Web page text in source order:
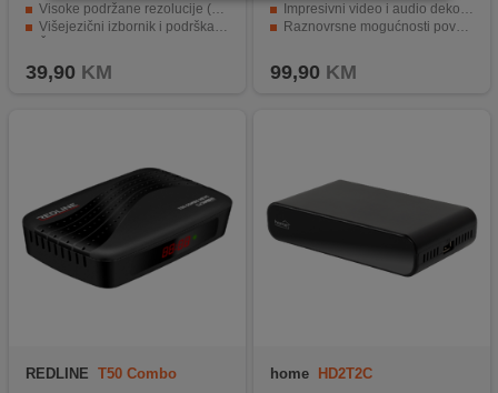
Visoke podržane rezolucije (1080p)
Višejezični izbornik i podrška za snimanje
39,90 KM
Impresivni video i audio dekoderi
Raznovrsne mogućnosti povezivanja
99,90 KM
REDLINE T50 Combo home HD2T2C